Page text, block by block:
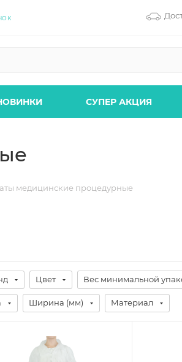
СУПЕР АКЦИЯ
медицинские процедурные
Цвет Вес минимальной
Ширина (мм) Материал